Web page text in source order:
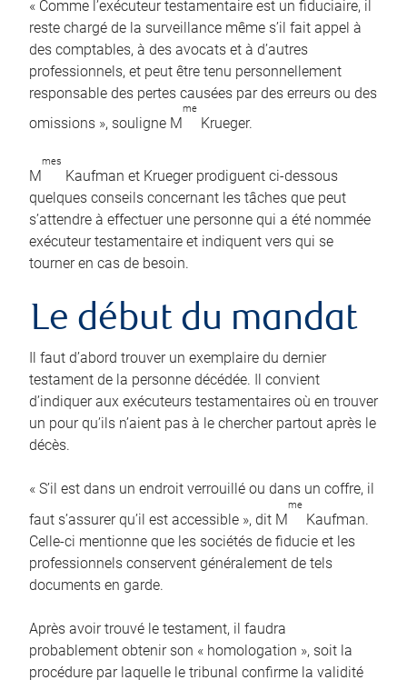
« Comme l’exécuteur testamentaire est un fiduciaire, il
reste chargé de la surveillance même s’il fait appel à
des comptables, à des avocats et à d’autres
professionnels, et peut être tenu personnellement
responsable des pertes causées par des erreurs ou des
omissions », souligne M
me
Krueger.
M
mes
Kaufman et Krueger prodiguent ci-dessous
quelques conseils concernant les tâches que peut
s’attendre à effectuer une personne qui a été nommée
exécuteur testamentaire et indiquent vers qui se
tourner en cas de besoin.
Le début du mandat
Il faut d’abord trouver un exemplaire du dernier
testament de la personne décédée. Il convient
d’indiquer aux exécuteurs testamentaires où en trouver
un pour qu’ils n’aient pas à le chercher partout après le
décès.
« S’il est dans un endroit verrouillé ou dans un coffre, il
faut s’assurer qu’il est accessible », dit M
me
Kaufman.
Celle-ci mentionne que les sociétés de fiducie et les
professionnels conservent généralement de tels
documents en garde.
Après avoir trouvé le testament, il faudra
probablement obtenir son « homologation », soit la
procédure par laquelle le tribunal confirme la validité